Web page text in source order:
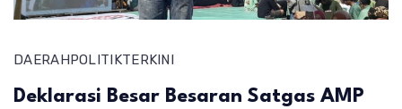
DAERAHPOLITIKTERKINI
Deklarasi Besar Besaran Satgas AMP